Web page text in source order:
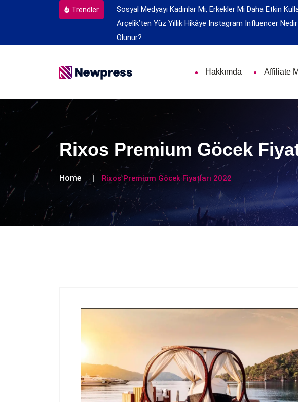
Trendler
Sosyal Medyayı Kadınlar Mı, Erkekler Mi Daha Etkin
Arçelik’ten Yüz Yıllık Hikâye Instagram Influencer Nedir
Olunur?
Hakkımda Affiliate
Rixos Premium Göcek
Home Rixos Premium Göcek Fiyatları 2022